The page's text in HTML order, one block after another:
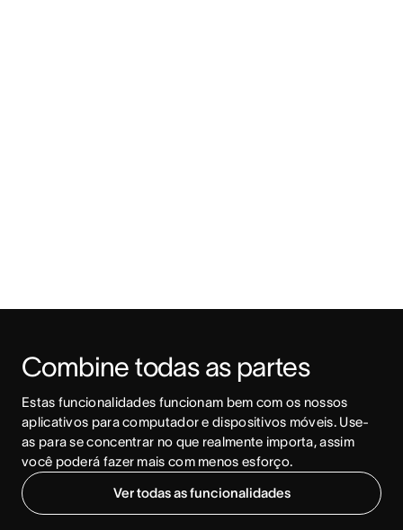
Combine todas as partes
Estas funcionalidades funcionam bem com os nossos
aplicativos para computador e dispositivos móveis. Use-
as para se concentrar no que realmente importa, assim
você poderá fazer mais com menos esforço.
Ver todas as funcionalidades